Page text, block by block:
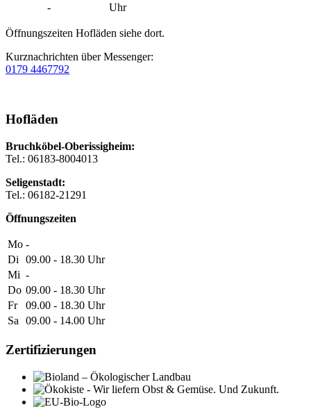
-
Uhr
Öffnungszeiten Hofläden siehe dort.
Kurznachrichten über Messenger:
0179 4467792
Hofläden
Bruchköbel-Oberissigheim:
Tel.: 06183-8004013
Seligenstadt:
Tel.: 06182-21291
Öffnungszeiten
Mo -
Di
09.00 - 18.30 Uhr
Mi -
Do 09.00 - 18.30 Uhr
Fr
09.00 - 18.30 Uhr
Sa
09.00 - 14.00 Uhr
Zertifizierungen